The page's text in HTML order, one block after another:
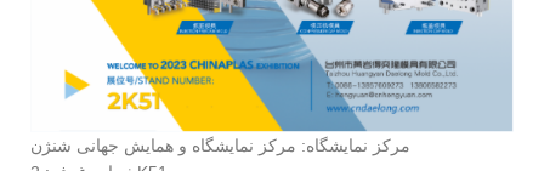
مرکز نمایشگاه: مرکز نمایشگاه و همایش جهانی شنژن